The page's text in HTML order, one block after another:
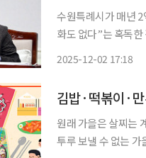
수원특례시가 매년
화도 없다”는 혹독한 평가를 받았다. 특히 29년째
2025-12-02 17:18
김밥·떡볶이·
원래 가을은 살찌는
투루 보낼 수 없는 가